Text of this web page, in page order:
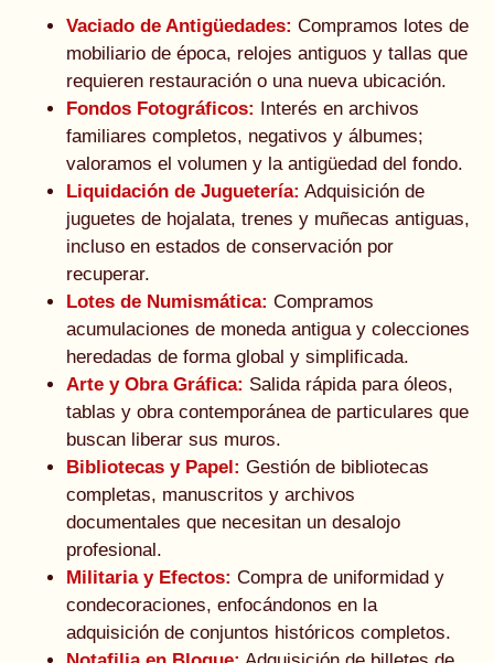
Vaciado de Antigüedades: Compramos lotes de
mobiliario de época, relojes antiguos y tallas que
requieren restauración o una nueva ubicación.
Fondos Fotográficos: Interés en archivos
familiares completos, negativos y álbumes;
valoramos el volumen y la antigüedad del fondo.
Liquidación de Juguetería: Adquisición de
juguetes de hojalata, trenes y muñecas antiguas,
incluso en estados de conservación por
recuperar.
Lotes de Numismática: Compramos
acumulaciones de moneda antigua y colecciones
heredadas de forma global y simplificada.
Arte y Obra Gráfica: Salida rápida para óleos,
tablas y obra contemporánea de particulares que
buscan liberar sus muros.
Bibliotecas y Papel: Gestión de bibliotecas
completas, manuscritos y archivos
documentales que necesitan un desalojo
profesional.
Militaria y Efectos: Compra de uniformidad y
condecoraciones, enfocándonos en la
adquisición de conjuntos históricos completos.